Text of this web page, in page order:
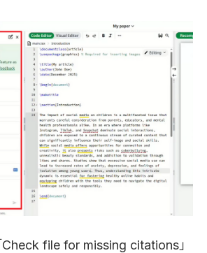
file for missing citations」